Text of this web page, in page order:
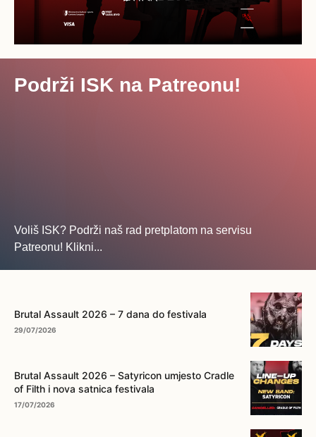
Podrži ISK na Patreonu!
Voliš ISK? Podrži naš rad pretplatom na servisu
Patreonu! Klikni...
Brutal Assault 2026 – 7 dana do festivala
29/07/2026
Brutal Assault 2026 – Satyricon umjesto Cradle
of Filth i nova satnica festivala
17/07/2026